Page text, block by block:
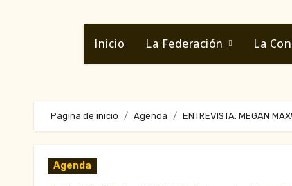
Inicio La Federación La
Página de inicio Agenda ENTREVISTA: MEGAN
Agenda